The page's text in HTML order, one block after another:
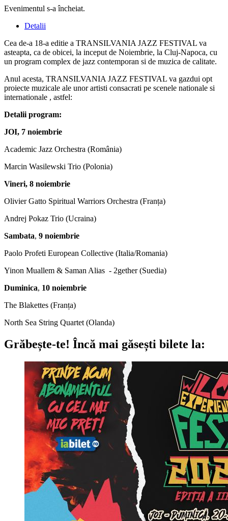
Evenimentul s-a încheiat.
Detalii
Cea de-a 18-a editie a TRANSILVANIA JAZZ FESTIVAL va
asteapta, ca de obicei, la inceput de Noiembrie, la Cluj-Napoca, cu
un program complex de jazz contemporan si de muzica de calitate.
Anul acesta, TRANSILVANIA JAZZ FESTIVAL va gazdui opt
proiecte muzicale ale unor artisti consacrati pe scenele nationale si
internationale , astfel:
Detalii program:
JOI, 7 noiembrie
Academic Jazz Orchestra (România)
Marcin Wasilewski Trio (Polonia)
Vineri, 8 noiembrie
Olivier Gatto Spiritual Warriors Orchestra (Franța)
Andrej Pokaz Trio (Ucraina)
Sambata, 9 noiembrie
Paolo Profeti European Collective (Italia/Romania)
Yinon Muallem & Saman Alias - 2gether (Suedia)
Duminica, 10 noiembrie
The Blakettes (Franța)
North Sea String Quartet (Olanda)
Grăbește-te! Încă mai găsești bilete la: